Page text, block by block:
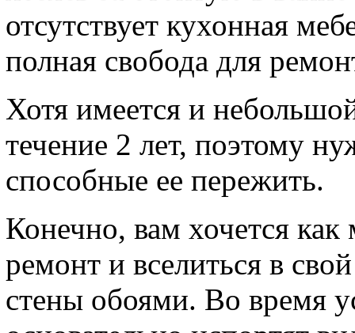
отсутствует кухонная
полная свобода для
Хотя имеется и
течение 2 лет, поэтому
способные ее пережить.
Конечно, вам хочется
ремонт и вселиться в
стены обоями. Во время